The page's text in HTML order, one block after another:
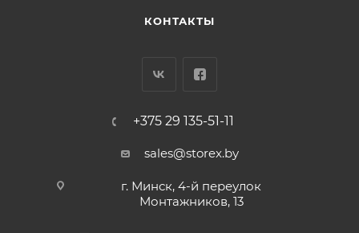
КОНТАКТЫ
+375 29 135-51-11
sales@storex.by
г. Минск, 4-й переулок
Монтажников, 13